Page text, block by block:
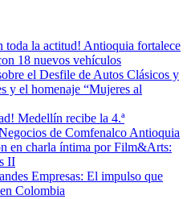
toda la actitud! Antioquia fortalece
18 nuevos vehículos
el Desfile de Autos Clásicos y
y el homenaje “Mujeres al
Medellín recibe la 4.ª
de Comfenalco Antioquia
en charla íntima por Film&Arts:
II
Empresas: El impulso que
Colombia